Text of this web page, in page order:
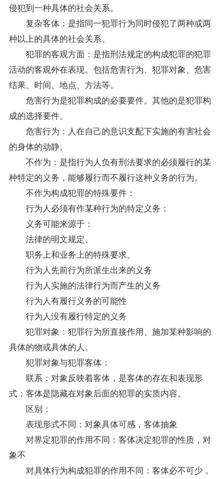
侵犯到一种具体的社会关系。
复杂客体：是指同一犯罪行为同时侵犯了两种或两
种以上的具体的社会关系。
犯罪的客观方面：是指刑法规定的构成犯罪的犯罪
活动的客观外在表现。包括危害行为、犯罪对象、危害
结果、时间、地点、方法等。
危害行为是犯罪构成的必要要件。其他的是犯罪构
成的选择要件。
危害行为：人在自己的意识支配下实施的有害社会
的身体的动静。
不作为：是指行为人负有刑法要求的必须履行的某
种特定的义务，能够履行而不履行这种义务的行为。
不作为构成犯罪的特殊要件：
行为人必须有作某种行为的特定义务：
义务可能来源于：
法律的明文规定、
职务上和业务上的特殊要求、
行为人先前行为所派生出来的义务
行为人实施的法律行为而产生的义务
行为人有履行义务的可能性
行为人没有履行特定的义务
犯罪对象：犯罪行为所直接作用、施加某种影响的
具体的物或具体的人。
犯罪对象与犯罪客体：
联系：对象反映着客体，是客体的存在和表现形
式；客体是隐藏在对象后面的犯罪的实质内容。
区别：
表现形式不同：对象具体可感，客体抽象
对界定犯罪的作用不同：客体决定犯罪的性质，对
象不
对具体行为构成犯罪的作用不同：客体必不可少，